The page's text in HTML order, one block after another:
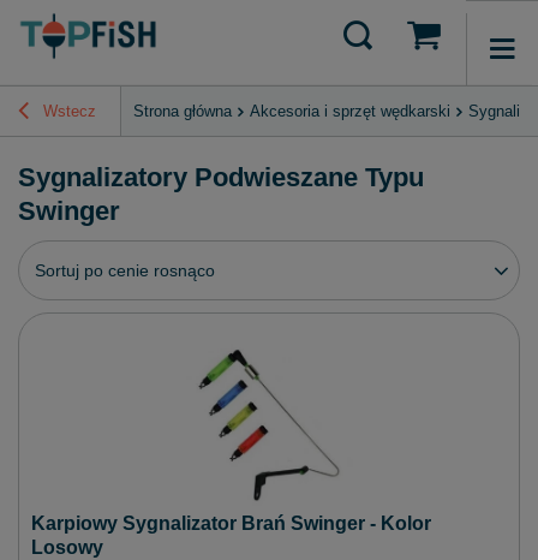
Wstecz Strona główna Akcesoria i sprzęt wędkarski
Sygnalizatory Podwieszane Typu
Swinger
Zmień sortowanie
Sortuj po cenie rosnąco
Karpiowy Sygnalizator Brań Swinger - Kolor
Losowy